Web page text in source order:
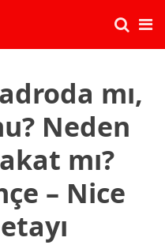
mı,
Neden
mı?
– Nice